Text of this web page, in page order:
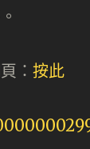
： 按此